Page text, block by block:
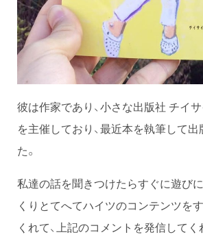
彼は作家であり、小さな出版社 チイ
を主催しており、最近本を執筆して
た。
私達の話を聞きつけたらすぐに遊び
くりとてへてハイツのコンテンツを
くれて、上記のコメントを発信してく